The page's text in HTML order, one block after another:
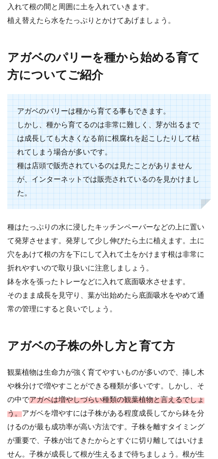
入れて根の間と周囲に土を入れていきます。
植え替えたら水をたっぷりとかけてあげましょう。
アガベのパリーを種から始める育て
方についてご紹介
アガベのパリーは種から育てる事もできます。
しかし、種から育てるのは非常に難しく、芽が出るまで
は成長しても大きくなる前に根腐れを起こしたりして枯
れてしまう場合が多いです。
種は店頭で販売されているのは見たことがありません
が、インターネットでは販売されているのを見かけまし
た。
種はたっぷりの水に浸したキッチンペーパーなどの上に置い
て発芽させます。発芽して少し伸びたら土に植えます。土に
穴をあけて根の方を下にして入れて土をかけます根は非常に
折れやすいので取り扱いに注意しましょう。
鉢を水を張ったトレーなどに入れて底面吸水させます。
そのまま成長を見守り、葉が出始めたら底面吸水をやめて通
常の管理にすると良いでしょう。
アガベの子株の外し方と育て方
観葉植物は生命力が強く育てやすいものが多いので、挿し木
や株分けで増やすことができる種類が多いです。しかし、そ
の中でアガベは増やしづらい種類の観葉植物と言えるでしょ
う。アガベを増やすには子株がある程度成長してから鉢を分
けるのが最も成功率が高い方法です。子株を離すタイミング
が重要で、子株が出てきたからとすぐに切り離してはいけま
せん。子株が成長して根が生えるまで待ちましょう。根が生